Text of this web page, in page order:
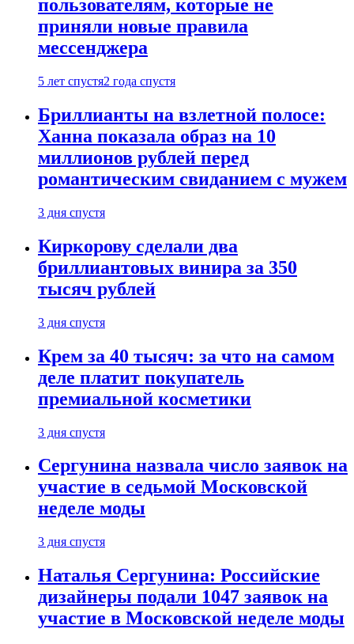
пользователям, которые не
приняли новые правила
мессенджера
5 лет спустя2 года спустя
Бриллианты на взлетной полосе:
Ханна показала образ на 10
миллионов рублей перед
романтическим свиданием с мужем
3 дня спустя
Киркорову сделали два
бриллиантовых винира за 350
тысяч рублей
3 дня спустя
Крем за 40 тысяч: за что на самом
деле платит покупатель
премиальной косметики
3 дня спустя
Сергунина назвала число заявок на
участие в седьмой Московской
неделе моды
3 дня спустя
Наталья Сергунина: Российские
дизайнеры подали 1047 заявок на
участие в Московской неделе моды